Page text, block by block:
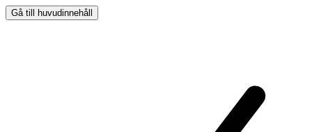
Gå till huvudinnehåll